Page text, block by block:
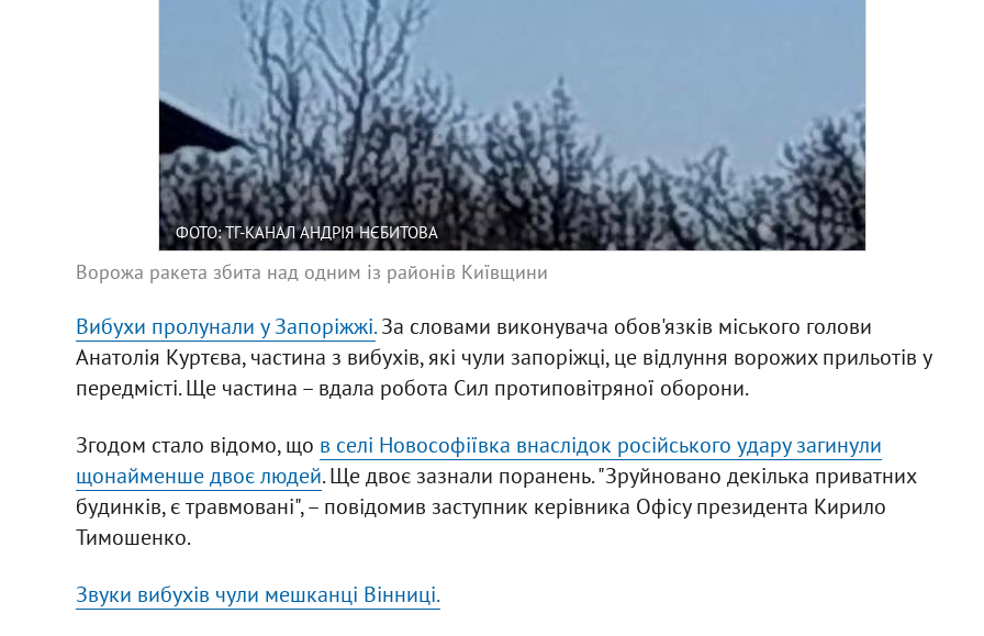
ФОТО: ТГ-КАНАЛ АНДРІЯ НЄБИТОВА
Ворожа ракета збита над одним із районів Київщини
Вибухи пролунали у Запоріжжі.За словами виконувача обов'язків міського голови
Анатолія Куртєва, частина з вибухів, які чули запоріжці, це відлуння ворожих прильотів у
передмісті. Ще частина – вдала робота Сил протиповітряної оборони.
Згодом стало відомо, що в селі Новософіївка внаслідок російського удару загинули
щонайменше двоє людей. Ще двоє зазнали поранень. "Зруйновано декілька приватних
будинків, є травмовані", – повідомив заступник керівника Офісу президента Кирило
Тимошенко.
Звуки вибухів чули мешканці Вінниці.